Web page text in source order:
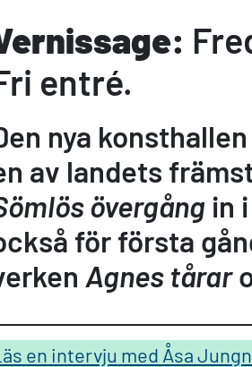
entré.
nya
av landets
övergång in
för första
Agnes tårar
en intervju med Åsa